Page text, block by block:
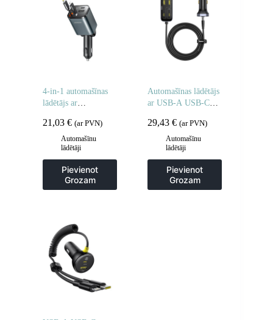
4-in-1 automašīnas
lādētājs ar
kabeļiem USB-A
USB-C 30W – tumši
pelēks
21,03 € (ar PVN)
Automašīnu
lādētāji
Pievienot
Grozam
Automašīnas lādētājs
ar USB-A USB-C
110W 1.5m – melns
29,43€ (ar PVN)
Automašīnu
lādētāji
Pievienot
Grozam